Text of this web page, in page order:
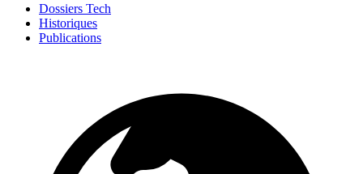
Dossiers Tech
Historiques
Publications